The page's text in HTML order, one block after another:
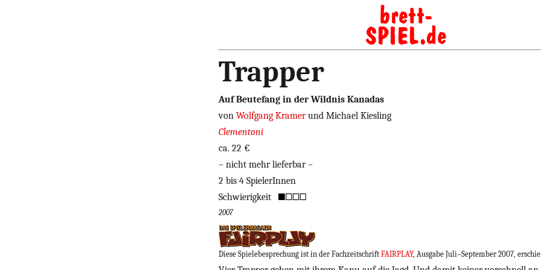
Trapper
Auf Beutefang in der Wildnis Kanadas
von Wolfgang Kramerund Michael Kiesling
Clementoni
ca. 22 €
– nicht mehr lieferbar –
2 bis 4 SpielerInnen
Schwierigkeit
2007
Diese Spielebesprechung ist in der Fachzeitschrift FAIRPLAY, Ausgabe Juli–September 2007,